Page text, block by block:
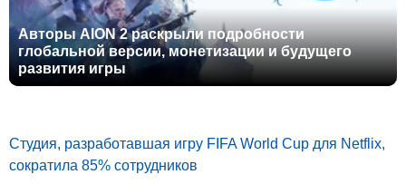
Авторы AION 2 раскрыли подробности
глобальной версии, монетизации и будущего
развития игры
Студия, разработавшая игру FIFA World Cup для Netflix,
сократила 85% сотрудников